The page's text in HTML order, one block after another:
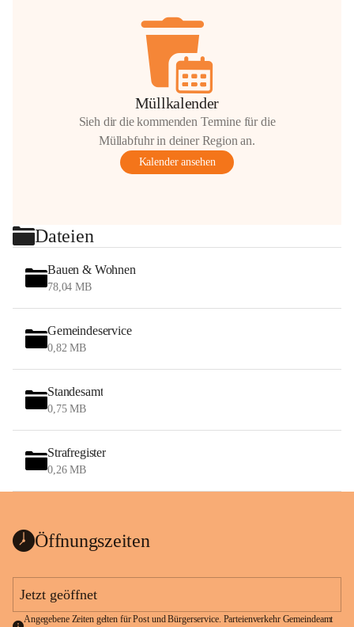
Müllkalender
Sieh dir die kommenden Termine für die
Müllabfuhr in deiner Region an.
Kalender ansehen
Dateien
Bauen & Wohnen
78,04 MB
Gemeindeservice
0,82 MB
Standesamt
0,75 MB
Strafregister
0,26 MB
Öffnungszeiten
Jetzt geöffnet
Angegebene Zeiten gelten für Post und Bürgerservice. Parteienverkehr Gemeindeamt